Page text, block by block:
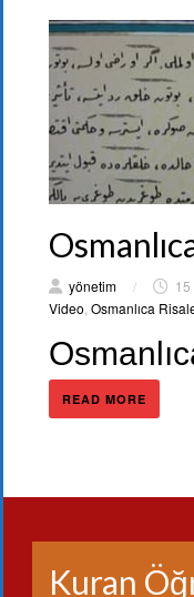
yönetim / 15
Video Osmanlıca
READ MORE
Kuran